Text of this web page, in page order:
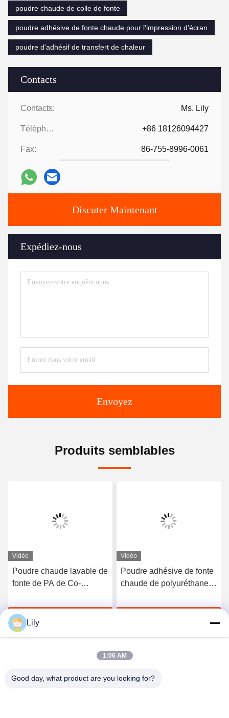
Contacts
Contacts: Ms. Lily
Téléphone: +86 18126094427
Fax: 86-755-8996-0061
Discuter Maintenant
Expédiez-nous
Envoyez
poudre chaude de colle de fonte
poudre adhésive de fonte chaude pour l'impression d'écran
poudre d'adhésif de transfert de chaleur
Produits semblables
Vidéo
Poudre chaude lavable de
fonte de PA de Co-
l'impression de transfert
de chaleurDiscuter Maintenant
Vidéo
Poudre adhésive de fonte
chaude de polyuréthane
pour l'impression de
Lily
1:06 AM
Good day, what product are you looking for?